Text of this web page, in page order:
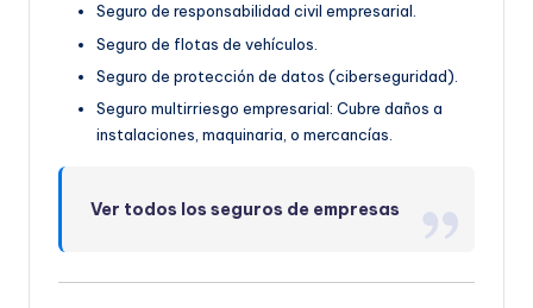
Seguro de responsabilidad civil empresarial.
Seguro de flotas de vehículos.
Seguro de protección de datos (ciberseguridad).
Seguro multirriesgo empresarial: Cubre daños a
instalaciones, maquinaria, o mercancías.
Ver todos los seguros de empresas